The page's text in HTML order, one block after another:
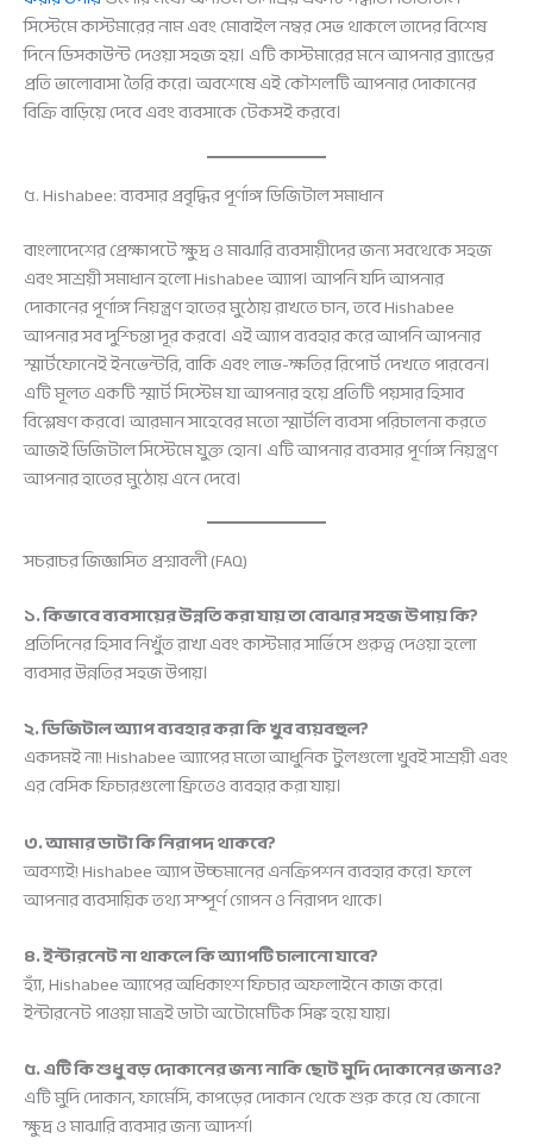
সিস্টেমে কাস্টমারের নাম এবং মোবাইল নম্বর সেভ থাকলে তাদের বিশেষ
দিনে ডিসকাউন্ট দেওয়া সহজ হয়। এটি কাস্টমারের মনে আপনার ব্র্যান্ডের
প্রতি ভালোবাসা তৈরি করে। অবশেষে এই কৌশলটি আপনার দোকানের
বিক্রি বাড়িয়ে দেবে এবং ব্যবসাকে টেকসই করবে।
৫. Hishabee: ব্যবসার প্রবৃদ্ধির পূর্ণাঙ্গ ডিজিটাল সমাধান
বাংলাদেশের প্রেক্ষাপটে ক্ষুদ্র ও মাঝারি ব্যবসায়ীদের জন্য সবথেকে সহজ
এবং সাশ্রয়ী সমাধান হলো Hishabee অ্যাপ। আপনি যদি আপনার
দোকানের পূর্ণাঙ্গ নিয়ন্ত্রণ হাতের মুঠোয় রাখতে চান, তবে Hishabee
আপনার সব দুশ্চিন্তা দূর করবে। এই অ্যাপ ব্যবহার করে আপনি আপনার
স্মার্টফোনেই ইনভেন্টরি, বাকি এবং লাভ-ক্ষতির রিপোর্ট দেখতে পারবেন।
এটি মূলত একটি স্মার্ট সিস্টেম যা আপনার হয়ে প্রতিটি পয়সার হিসাব
বিশ্লেষণ করবে। আরমান সাহেবের মতো স্মার্টলি ব্যবসা পরিচালনা করতে
আজই ডিজিটাল সিস্টেমে যুক্ত হোন। এটি আপনার ব্যবসার পূর্ণাঙ্গ নিয়ন্ত্রণ
আপনার হাতের মুঠোয় এনে দেবে।
সচরাচর জিজ্ঞাসিত প্রশ্নাবলী (FAQ)
১. কিভাবে ব্যবসায়ের উন্নতি করা যায় তা বোঝার সহজ উপায় কি?
প্রতিদিনের হিসাব নিখুঁত রাখা এবং কাস্টমার সার্ভিসে গুরুত্ব দেওয়া হলো
ব্যবসার উন্নতির সহজ উপায়।
২. ডিজিটাল অ্যাপ ব্যবহার করা কি খুব ব্যয়বহুল?
একদমই না! Hishabee অ্যাপের মতো আধুনিক টুলগুলো খুবই সাশ্রয়ী এবং
এর বেসিক ফিচারগুলো ফ্রিতেও ব্যবহার করা যায়।
৩. আমার ডাটা কি নিরাপদ থাকবে?
অবশ্যই! Hishabee অ্যাপ উচ্চমানের এনক্রিপশন ব্যবহার করে। ফলে
আপনার ব্যবসায়িক তথ্য সম্পূর্ণ গোপন ও নিরাপদ থাকে।
৪. ইন্টারনেট না থাকলে কি অ্যাপটি চালানো যাবে?
হ্যাঁ, Hishabee অ্যাপের অধিকাংশ ফিচার অফলাইনে কাজ করে।
ইন্টারনেট পাওয়া মাত্রই ডাটা অটোমেটিক সিঙ্ক হয়ে যায়।
৫. এটি কি শুধু বড় দোকানের জন্য নাকি ছোট মুদি দোকানের জন্যও?
এটি মুদি দোকান, ফার্মেসি, কাপড়ের দোকান থেকে শুরু করে যে কোনো
ক্ষুদ্র ও মাঝারি ব্যবসার জন্য আদর্শ।